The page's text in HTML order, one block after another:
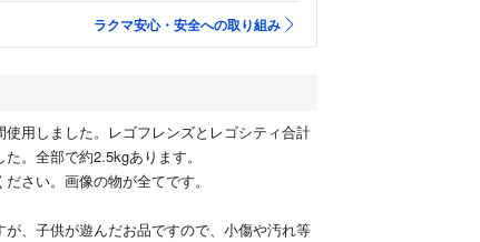
ラクマ安心・安全への取り組み
使用しました。レゴフレンズとレゴシティ合計
。全部で約2.5kgあります。
さい。画像の物が全てです。
、子供が遊んだお品ですので、小傷や汚れ等